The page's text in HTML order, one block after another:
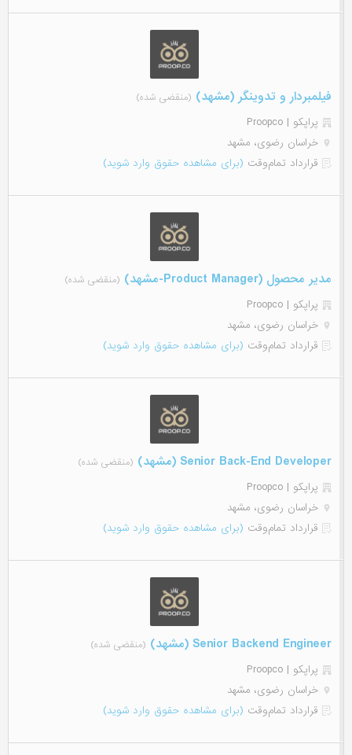
فیلمبردار و تدوینگر (مشهد) (منقضی شده)
پراپکو | Proopco
خراسان رضوی، مشهد
قرارداد تمام‌وقت (برای مشاهده حقوق وارد شوید)
مدیر محصول (Product Manager-مشهد) (منقضی شده)
پراپکو | Proopco
خراسان رضوی، مشهد
قرارداد تمام‌وقت (برای مشاهده حقوق وارد شوید)
Senior Back-End Developer (مشهد) (منقضی شده)
پراپکو | Proopco
خراسان رضوی، مشهد
قرارداد تمام‌وقت (برای مشاهده حقوق وارد شوید)
Senior Backend Engineer (مشهد) (منقضی شده)
پراپکو | Proopco
خراسان رضوی، مشهد
قرارداد تمام‌وقت (برای مشاهده حقوق وارد شوید)